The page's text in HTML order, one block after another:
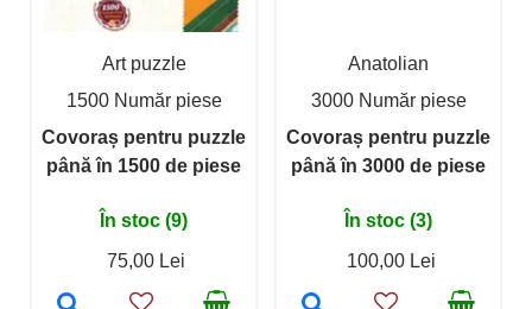
Art puzzle
1500 Număr piese
Covoraș pentru puzzle
până în 1500 de piese
În stoc (9)
75,00 Lei
Anatolian
3000 Număr piese
Covoraș pentru puzzle
până în 3000 de piese
În stoc (3)
100,00 Lei